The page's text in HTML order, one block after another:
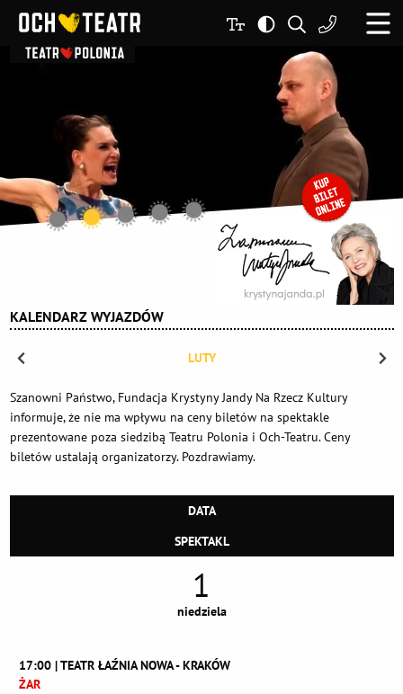
KALENDARZ WYJAZDÓW
LUTY
Szanowni Państwo, Fundacja Krystyny Jandy Na Rzecz Kultury
informuje, że nie ma wpływu na ceny biletów na spektakle
prezentowane poza siedzibą Teatru Polonia i Och-Teatru. Ceny
biletów ustalają organizatorzy. Pozdrawiamy.
DATA
SPEKTAKL
1
niedziela
17:00 | TEATR ŁAŹNIA NOWA - KRAKÓW
ŻAR